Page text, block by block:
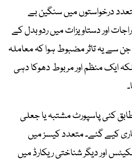
درخواستوں میں سنگین بے
اور دستاویزات میں ردوبدل کے
سے یہ تاثر مضبوط ہوا کہ معاملہ
ایک منظم اور مربوط دھوکا دہی
کئی پاسپورٹ مشتبہ یا جعلی
کیے گئے۔ متعدد کیسز میں
اور دیگر شناختی ریکارڈ میں